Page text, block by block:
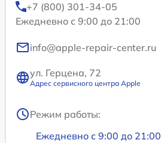
+7 (800) 301-34-05
Ежедневно с 9:00 до 21:00
info@apple-repair-center.ru
ул. Герцена, 72
Адрес сервисного центра Apple
Режим работы:
Ежедневно с 9:00 до 21:00